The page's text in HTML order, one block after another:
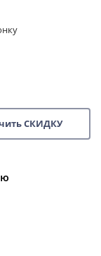
СКИДКУ